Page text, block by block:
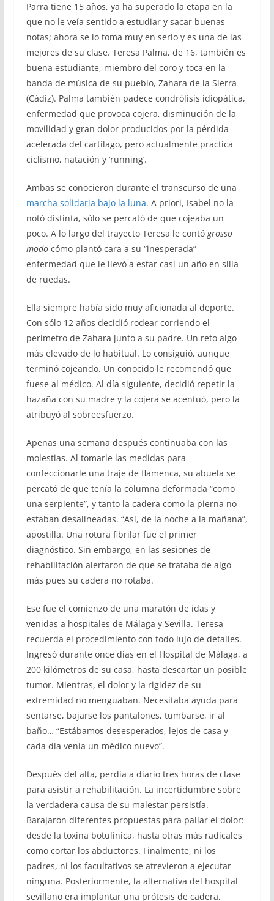
Parra tiene 15 años, ya ha superado la etapa en la
que no le veía sentido a estudiar y sacar buenas
notas; ahora se lo toma muy en serio y es una de las
mejores de su clase. Teresa Palma, de 16, también es
buena estudiante, miembro del coro y toca en la
banda de música de su pueblo, Zahara de la Sierra
(Cádiz). Palma también padece condrólisis idiopática,
enfermedad que provoca cojera, disminución de la
movilidad y gran dolor producidos por la pérdida
acelerada del cartílago, pero actualmente practica
ciclismo, natación y ‘running’.
Ambas se conocieron durante el transcurso de una
marcha solidaria bajo la luna. A priori, Isabel no la
notó distinta, sólo se percató de que cojeaba un
poco. A lo largo del trayecto Teresa le contógrosso
modocómo plantó cara a su “inesperada”
enfermedad que le llevó a estar casi un año en silla
de ruedas.
Ella siempre había sido muy aficionada al deporte.
Con sólo 12 años decidió rodear corriendo el
perímetro de Zahara junto a su padre. Un reto algo
más elevado de lo habitual. Lo consiguió, aunque
terminó cojeando. Un conocido le recomendó que
fuese al médico. Al día siguiente, decidió repetir la
hazaña con su madre y la cojera se acentuó, pero la
atribuyó al sobreesfuerzo.
Apenas una semana después continuaba con las
molestias. Al tomarle las medidas para
confeccionarle una traje de flamenca, su abuela se
percató de que tenía la columna deformada “como
una serpiente”, y tanto la cadera como la pierna no
estaban desalineadas. “Así, de la noche a la mañana”,
apostilla. Una rotura fibrilar fue el primer
diagnóstico. Sin embargo, en las sesiones de
rehabilitación alertaron de que se trataba de algo
más pues su cadera no rotaba.
Ese fue el comienzo de una maratón de idas y
venidas a hospitales de Málaga y Sevilla. Teresa
recuerda el procedimiento con todo lujo de detalles.
Ingresó durante once días en el Hospital de Málaga, a
200 kilómetros de su casa, hasta descartar un posible
tumor. Mientras, el dolor y la rigidez de su
extremidad no menguaban. Necesitaba ayuda para
sentarse, bajarse los pantalones, tumbarse, ir al
baño… “Estábamos desesperados, lejos de casa y
cada día venía un médico nuevo”.
Después del alta, perdía a diario tres horas de clase
para asistir a rehabilitación. La incertidumbre sobre
la verdadera causa de su malestar persistía.
Barajaron diferentes propuestas para paliar el dolor:
desde la toxina botulínica, hasta otras más radicales
como cortar los abductores. Finalmente, ni los
padres, ni los facultativos se atrevieron a ejecutar
ninguna. Posteriormente, la alternativa del hospital
sevillano era implantar una prótesis de cadera,